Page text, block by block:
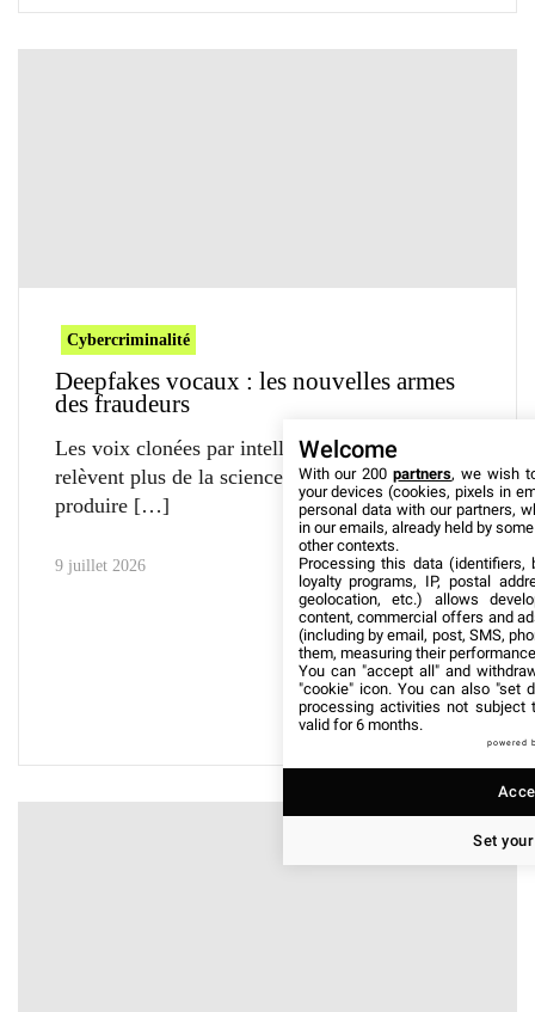
Cybercriminalité
Deepfakes vocaux : les nouvelles armes
des fraudeurs
Les voix clonées par intelligence artificielle ne
relèvent plus de la science-fiction. Faciles à
produire
9 juillet 2026
Welcome
With our 200partners, we wish
your devices (cookies, pixels in
personal data with our partners,
in our emails, already held by
other contexts.
Processing this data (identifiers,
loyalty programs, IP, postal
geolocation, etc.) allows
content, commercial offers and
(including by email, post, SMS,
them, measuring their
You can "accept all" and
"cookie" icon. You can also "set
processing activities not subject
valid for 6 months.
powered
Set